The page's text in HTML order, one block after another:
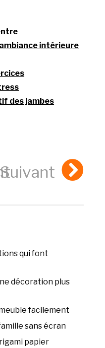
intérieure
des jambes
Suivant
qui font
décoration plus
facilement
sans écran
papier